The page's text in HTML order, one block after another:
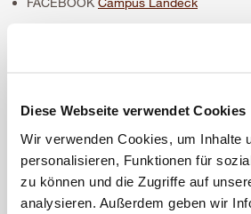
Diese Webseite verwendet Cookies
Wir verwenden Cookies, um Inhalte
personalisieren, Funktionen für
zu können und die Zugriffe auf
analysieren. Außerdem geben wir
Veranstaltungen, Neuigkeiten und